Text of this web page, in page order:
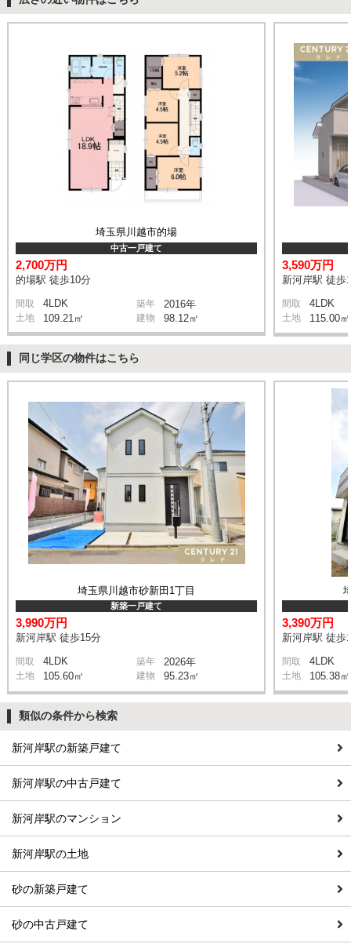
埼玉県川越市的場
中古一戸建て
2,700万円
的場駅 徒歩10分
間取 4LDK 築年 2016年
土地 109.21㎡ 建物 98.12㎡
3,590万円
新河岸駅 徒歩
間取 4LDK
土地 115.00㎡
同じ学区の物件はこちら
埼玉県川越市砂新田1丁目
新築一戸建て
3,990万円
新河岸駅 徒歩15分
間取 4LDK 築年 2026年
土地 105.60㎡ 建物 95.23㎡
3,390万円
新河岸駅 徒歩
間取 4LDK
土地 105.38㎡
類似の条件から検索
新河岸駅の新築戸建て
新河岸駅の中古戸建て
新河岸駅のマンション
新河岸駅の土地
砂の新築戸建て
砂の中古戸建て